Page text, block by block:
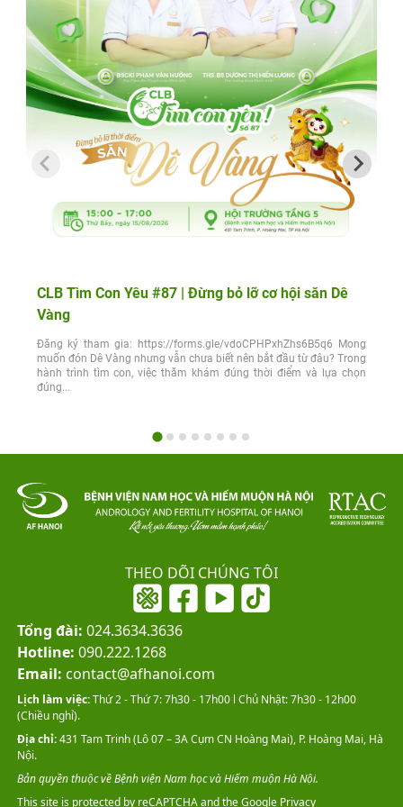
CLB Tìm Con Yêu #87 | Đừng bỏ lỡ cơ hội săn Dê
Vàng
Đăng ký tham gia: https://forms.gle/vdoCPHPxhZhs6B5q6 Mong
muốn đón Dê Vàng nhưng vẫn chưa biết nên bắt đầu từ đâu? Trong
hành trình tìm con, việc thăm khám đúng thời điểm và lựa chọn
đúng...
THEO DÕI CHÚNG TÔI
Tổng đài: 024.3634.3636
Hotline: 090.222.1268
Email: contact@afhanoi.com
This site is protected by reCAPTCHA and the GooglePrivacy
Lịch làm việc:Thứ 2 - Thứ 7: 7h30 - 17h00 l Chủ Nhật: 7h30 - 12h00
(Chiều nghỉ).
Địa chỉ:431 Tam Trinh (Lô 07 – 3A Cụm CN Hoàng Mai), P. Hoàng Mai, Hà
Nội.
Bản quyền thuộc về Bệnh viện Nam học và Hiếm muộn Hà Nội.